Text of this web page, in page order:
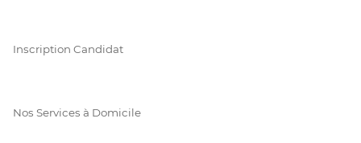
Inscription Candidat
Nos Services à Domicile